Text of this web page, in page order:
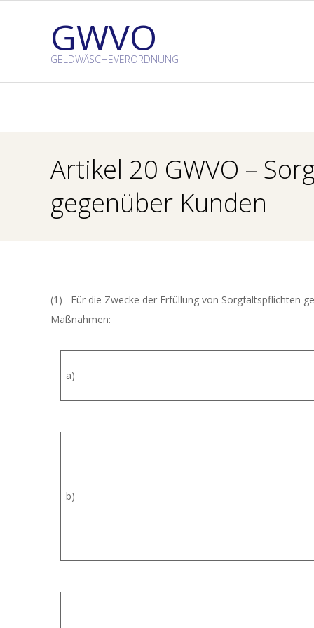
GWVO
GELDWÄSCHEVERORDNUNG
Artikel 20 GWVO –
gegenüber Kunden
(1) Für die Zwecke der Erfüllung von Sorgfaltspflichten
Maßnahmen:
a)
b)